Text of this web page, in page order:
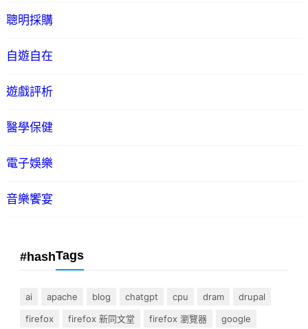
聰明採購
自遊自在
遊戲評析
醫學保健
電子娛樂
音樂饗宴
#hashTags
ai apache blog chatgpt cpu dram
drupal
firefox
firefox 新同文堂 firefox 瀏覽器
google